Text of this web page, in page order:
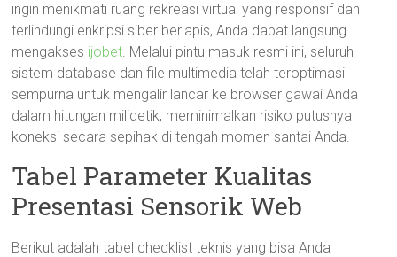
ingin menikmati ruang rekreasi virtual yang responsif dan
terlindungi enkripsi siber berlapis, Anda dapat langsung
mengakses ijobet. Melalui pintu masuk resmi ini, seluruh
sistem database dan file multimedia telah teroptimasi
sempurna untuk mengalir lancar ke browser gawai Anda
dalam hitungan milidetik, meminimalkan risiko putusnya
koneksi secara sepihak di tengah momen santai Anda.
Tabel Parameter Kualitas
Presentasi Sensorik Web
Berikut adalah tabel checklist teknis yang bisa Anda